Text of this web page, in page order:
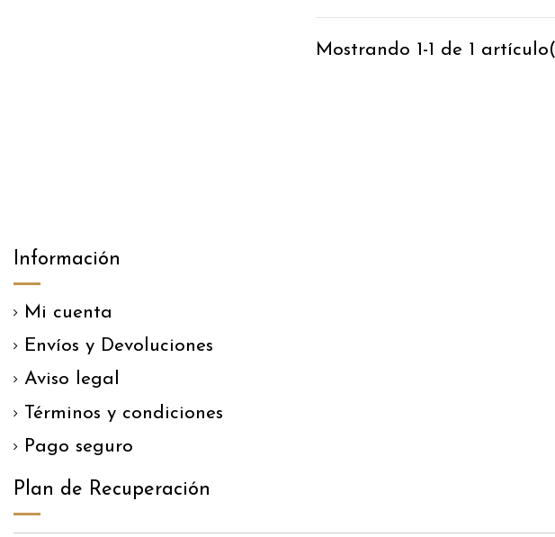
Mostrando 1-1 de 1
Información
Mi cuenta
Envíos y Devoluciones
Aviso legal
Términos y condiciones
Pago seguro
Plan de Recuperación